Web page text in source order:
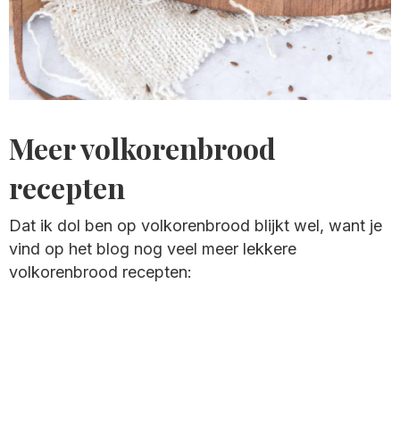
Meer volkorenbrood
recepten
Dat ik dol ben op volkorenbrood blijkt wel, want je
vind op het blog nog veel meer lekkere
volkorenbrood recepten: